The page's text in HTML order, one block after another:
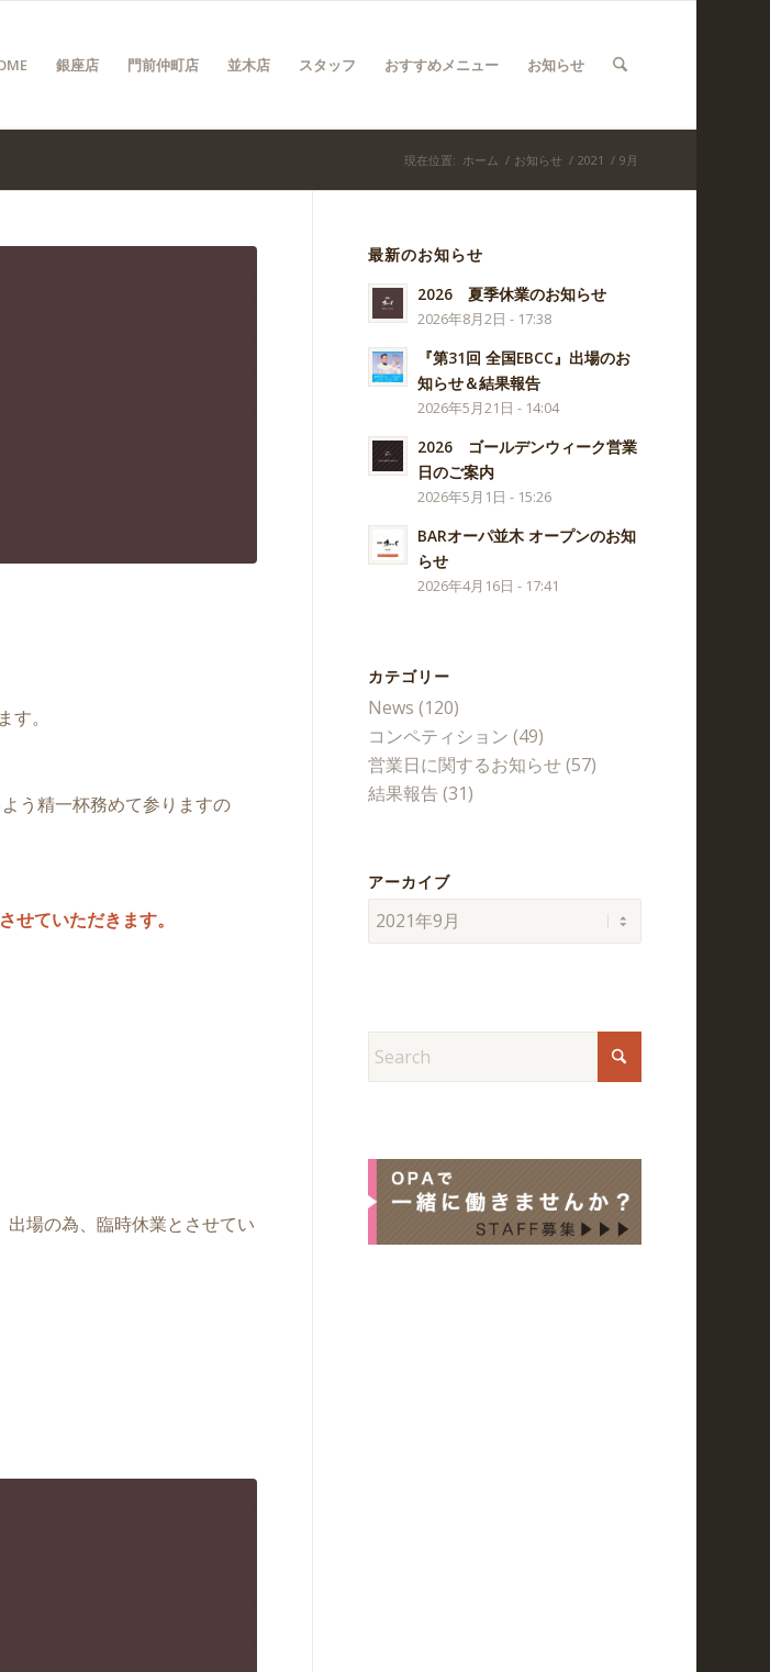
銀座店 門前仲町店 並木店 スタッフ おすすめメニュー お知らせ
現在位置: ホーム / お知らせ / 2021 / 9月
。
う精一杯務めて参りますの
ていただきます。
場の為、臨時休業とさせてい
最新のお知らせ
2026 夏季休業のお知らせ
2026年8月2日 - 17:38
『第31回 全国EBCC』出場のお
知らせ＆結果報告
2026年5月21日 - 14:04
2026 ゴールデンウィーク営業
日のご案内
2026年5月1日 - 15:26
BARオーパ並木 オープンのお知
らせ
2026年4月16日 - 17:41
カテゴリー
News (120)
コンペティション (49)
営業日に関するお知らせ(57)
結果報告 (31)
アーカイブ